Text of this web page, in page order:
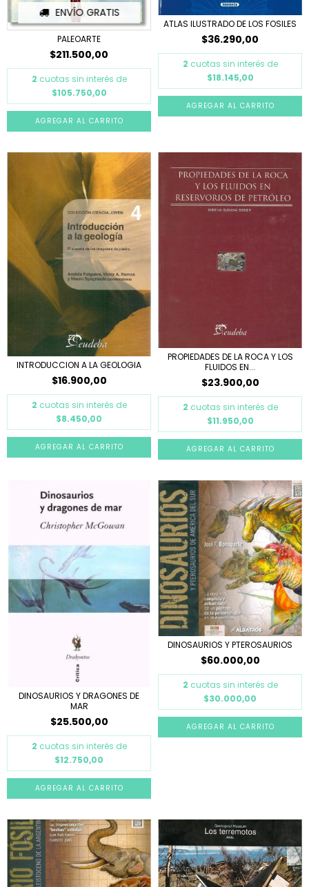
ENVÍO GRATIS
PALEOARTE
$211.500,00
2 cuotas sin interés de
$105.750,00
ATLAS ILUSTRADO DE LOS FOSILES
$36.290,00
2 cuotas sin interés de
$18.145,00
INTRODUCCION A LA GEOLOGIA
$16.900,00
2 cuotas sin interés de
$8.450,00
PROPIEDADES DE LA ROCA Y LOS
FLUIDOS EN...
$23.900,00
2 cuotas sin interés de
$11.950,00
DINOSAURIOS Y DRAGONES DE
MAR
$25.500,00
2 cuotas sin interés de
$12.750,00
DINOSAURIOS Y PTEROSAURIOS
$60.000,00
2 cuotas sin interés de
$30.000,00